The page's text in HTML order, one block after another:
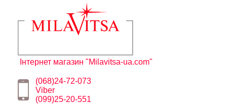
Інтернет магазин "Milavitsa-ua.com"
(068)24-72-073
Viber
(099)25-20-551